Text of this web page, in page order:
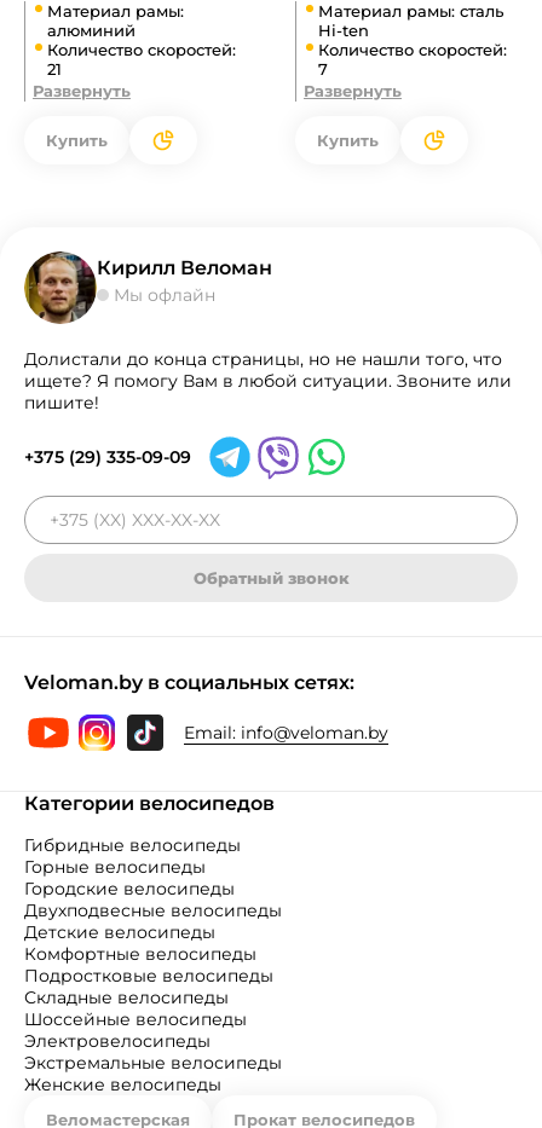
Материал рамы:
алюминий
Количество скоростей:
21
Развернуть
Купить
Материал рамы: сталь
Hi-ten
Количество скоростей:
7
Развернуть
Купить
Кирилл Веломан
Мы офлайн
Долистали до конца страницы, но не нашли того, что
ищете? Я помогу Вам в любой ситуации. Звоните или
пишите!
+375 (29) 335-09-09
Обратный звонок
Veloman.by в социальных сетях:
Email: info@veloman.by
Категории велосипедов
Гибридные велосипеды
Горные велосипеды
Городские велосипеды
Двухподвесные велосипеды
Детские велосипеды
Комфортные велосипеды
Подростковые велосипеды
Складные велосипеды
Шоссейные велосипеды
Электровелосипеды
Экстремальные велосипеды
Женские велосипеды
Веломастерская Прокат велосипедов